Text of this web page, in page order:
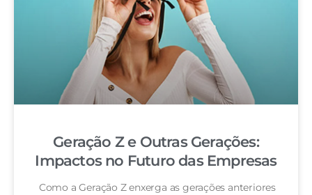
Geração Z e Outras Gerações:
Impactos no Futuro das Empresas
Como a Geração Z enxerga as gerações anteriores